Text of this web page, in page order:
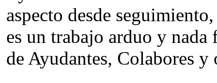
aspecto desde
es un trabajo arduo y
de Ayudantes, Colabores